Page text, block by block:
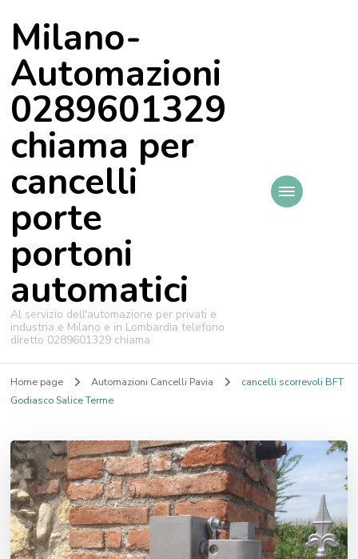
Milano-
Automazioni
0289601329
chiama per
cancelli
porte
portoni
automatici
Al servizio dell'automazione per privati e
industria e Milano e in Lombardia telefono
diretto 0289601329 chiama
Home page Automazioni Cancelli Pavia
cancelli scorrevoli BFT
Godiasco Salice Terme